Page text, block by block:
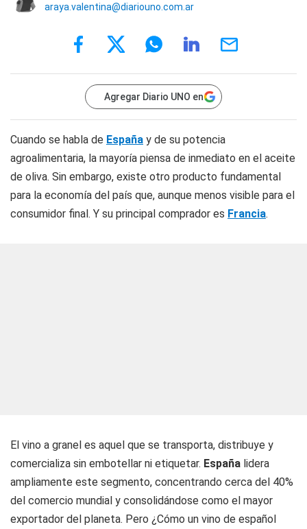
araya.valentina@diariouno.com.ar
Agregar Diario UNO en
Cuando se habla de España y de su potencia
agroalimentaria, la mayoría piensa de inmediato en el aceite
de oliva. Sin embargo, existe otro producto fundamental
para la economía del país que, aunque menos visible para el
consumidor final. Y su principal comprador es Francia.
El vino a granel es aquel que se transporta, distribuye y
comercializa sin embotellar ni etiquetar. España lidera
ampliamente este segmento, concentrando cerca del 40%
del comercio mundial y consolidándose como el mayor
exportador del planeta. Pero ¿Cómo un vino de español